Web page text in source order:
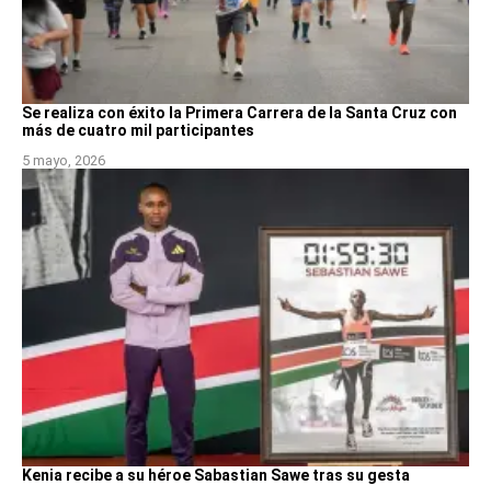
Se realiza con éxito la Primera Carrera de la Santa Cruz con
más de cuatro mil participantes
5 mayo, 2026
Kenia recibe a su héroe Sabastian Sawe tras su gesta